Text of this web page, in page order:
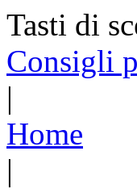
Tasti di
Consigli
|
Home
|